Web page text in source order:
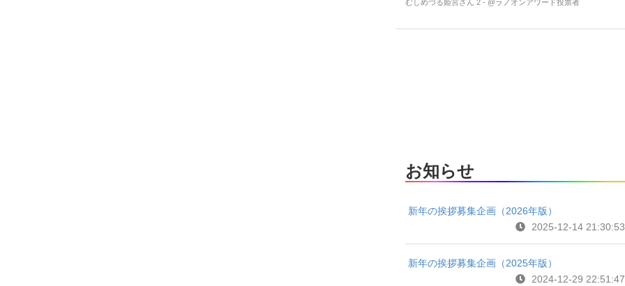
むしめづる姫宮さん 2 - @ラノオンアワード投票者
お知らせ
新年の挨拶募集企画（2026年版）
2025-12-14 21:30:53
新年の挨拶募集企画（2025年版）
2024-12-29 22:51:47